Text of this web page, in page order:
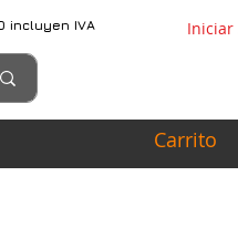
incluyen IVA Iniciar
Carrito